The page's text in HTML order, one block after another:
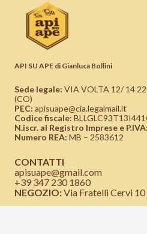
API SU APE di Gianluca Bollini
Sede legale: VIA VOLTA 12/ 14
(CO)
PEC: apisuape@cia.legalmail.it
Codice fiscale:
N.iscr. al Registro Imprese e P.IVA:
Numero REA: MB – 2583612
CONTATTI
apisuape@gmail.com
+39 347 230 1860
NEGOZIO:Via Fratelli Cervi